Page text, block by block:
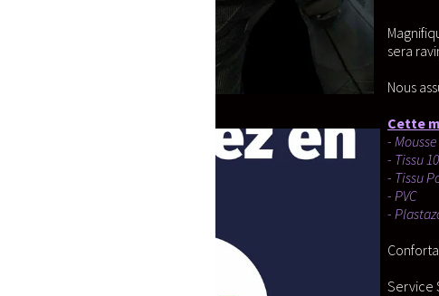
Magnifique mascotte pour Adulte,
sera ravir, les petits comme les Grands lors
Nous assurons la fabrication, après
Cette mascotte est composé de:
- Mousse a forte densité
- Tissu 100% coton
Confortable à Porter.
Service SAV disponible pour tout